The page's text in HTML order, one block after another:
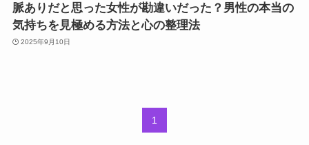
脈ありだと思った女性が勘違いだった？男性の本当の
気持ちを見極める方法と心の整理法
2025年9月10日
1